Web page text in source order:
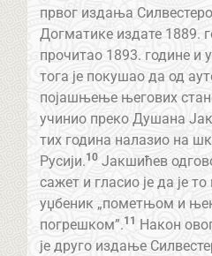
првог издања
Догматике издате 1889.
прочитао 1893. године и
тога је покушао да од
појашњење његових
учинио преко Душана
тих година налазио на
Русији.10Јакшићев
сажет и гласио је да је
уџбеник „пометњом и
погрешком”.11 Након
је друго издање